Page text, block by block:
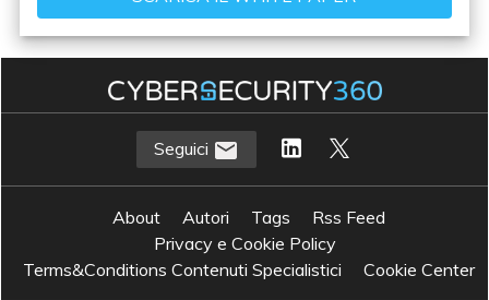
Seguici
About Autori Tags
Rss Feed
Privacy e Cookie Policy
Terms&Conditions Contenuti Specialistici
Cookie Center